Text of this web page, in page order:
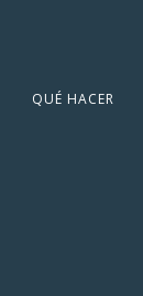
QUÉ HACER